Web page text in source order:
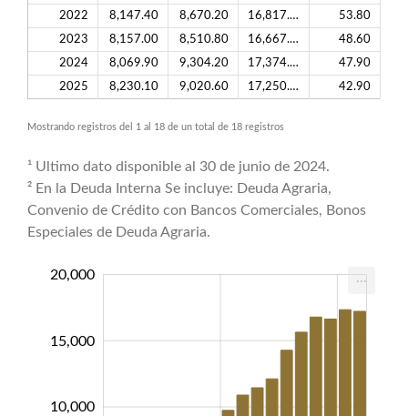
2022
8,147.40 8,670.20 16,817.60
53.80
2023
8,157.00 8,510.80 16,667.80
48.60
2024
8,069.90 9,304.20 17,374.10
47.90
2025
8,230.10 9,020.60 17,250.70 42.90
Mostrando registros del 1 al 18 de un total de 18 registros
¹ Ultimo dato disponible al 30 de junio de 2024.
² En la Deuda Interna Se incluye: Deuda Agraria,
Convenio de Crédito con Bancos Comerciales, Bonos
Especiales de Deuda Agraria.
15,000
20,000
15,000
10,000
...